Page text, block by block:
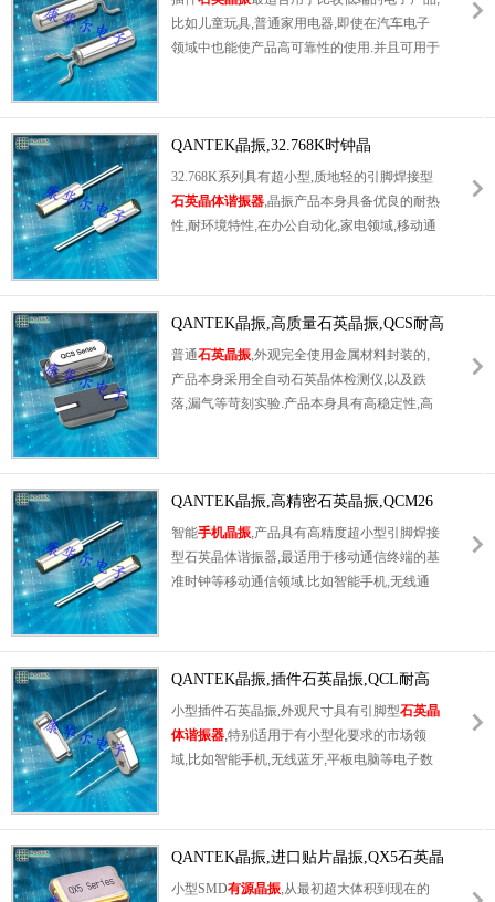
振，SMD石英晶体，工作温度范围：-40℃至
+85℃。具有超小型，轻薄型，高精度，高性
定性可用，应用于：小型薄型设备，电信，无
线网络，蓝牙模块，汽车电子，调制解调器、
比如儿童玩具,普通家用电器,即使在汽车电子
领域中也能使产品高可靠性的使用.并且可用于
条件下,晶振也能正常工作,具有稳定的起振特
性,高耐热性,耐热循环性和耐振性等的高可靠
性能,由于在49/S形晶体谐振器的底部装了树脂
底座,就可作为产品电气特性和高可靠性无受损
的表面贴片型晶体谐振器使用,满足无铅焊接的
QANTEK晶振,32.768K时钟晶
振,QTM26T无源环保晶体
32.768K系列具有超小型,质地轻的引脚焊接型
石英晶体谐振器,晶振产品本身具备优良的耐热
性,耐环境特性,在办公自动化,家电领域,移动通
石英晶振使得产品在封装时能发挥比陶瓷晶振
外壳更好的耐冲击性能.
QANTEK晶振,高质量石英晶振,QCS耐高
温石英晶体
普通石英晶振,外观完全使用金属材料封装的,
产品本身采用全自动石英晶体检测仪,以及跌
落,漏气等苛刻实验.产品本身具有高稳定性,高
振本身能确保其高可靠性,采用编带包装,可对
应产品应用到自动贴片机告诉安装,满足无铅焊
接的高温回流温度曲线要求.
QANTEK晶振,高精密石英晶振,QCM26
插件晶体
智能手机晶振,产品具有高精度超小型引脚焊接
型石英晶体谐振器,最适用于移动通信终端的基
准时钟等移动通信领域.比如智能手机,无线通
源用频率,插件晶振具有优良的电气特性,耐环
境性能适用于移动通信领域,满足无铅焊接的高
温回流温度曲线要求.
QANTEK晶振,插件石英晶振,QCL耐高
温石英晶体
小型插件石英晶振,外观尺寸具有引脚型石英晶
体谐振器,特别适用于有小型化要求的市场领
域,比如智能手机,无线蓝牙,平板电脑等电子数
化,家电相关电器领域及
Bluetooth,WirelessLAN等短距离无线通信领
域可发挥优良的电气特性,满足无铅焊接的回流
QANTEK晶振,进口贴片晶振,QX5石英晶
体振荡器
小型SMD有源晶振,从最初超大体积到现在的